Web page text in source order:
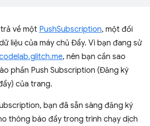
trả về một PushSubscription, một đối
liệu của máy chủ Đẩy. Vì bạn đang sử
, nên bạn cần sao
phần Push Subscription (Đăng ký
của trang.
bạn đã sẵn sàng đăng ký
thông báo đẩy trong trình chạy dịch